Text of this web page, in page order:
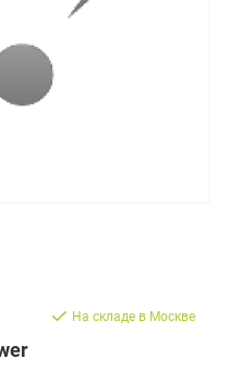
На складе в Москве